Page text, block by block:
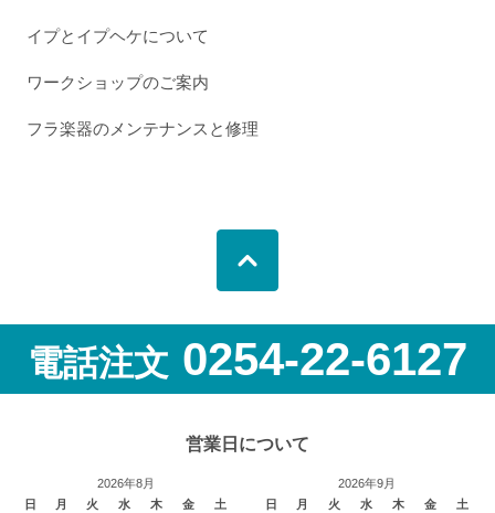
イプとイプヘケについて
ワークショップのご案内
フラ楽器のメンテナンスと修理
電話注文 0254-22-6127
営業日について
2026年8月
日
月 火 水 木 金 土
2026年9月
日
月 火 水 木 金 土